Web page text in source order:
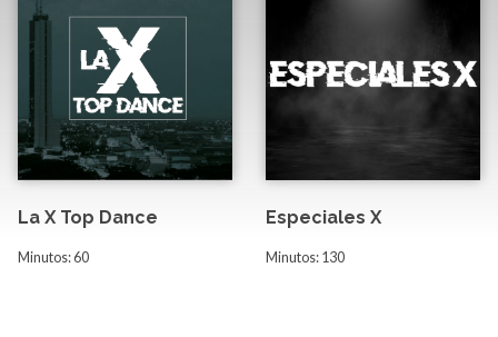
La X Top Dance
Minutos: 60
Especiales X
Minutos: 130